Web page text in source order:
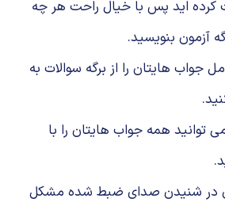
کرده اید پس با خیال راحت هر چه
آزمون بنویسید.
جواب هایتان را از برگه سوالات به
توانید همه جواب هایتان را با
در شنیدن صدای ضبط شده مشکل